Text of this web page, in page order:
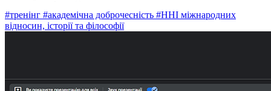
#тренінг #академічна доброчесність #ННІ міжнародних
відносин, історії та філософії